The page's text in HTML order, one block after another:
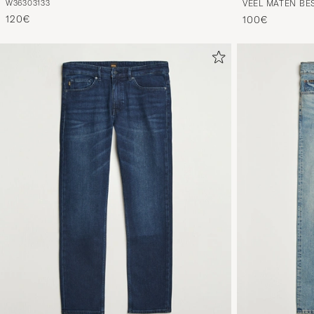
W36303133
120€
VEEL MATEN
100€